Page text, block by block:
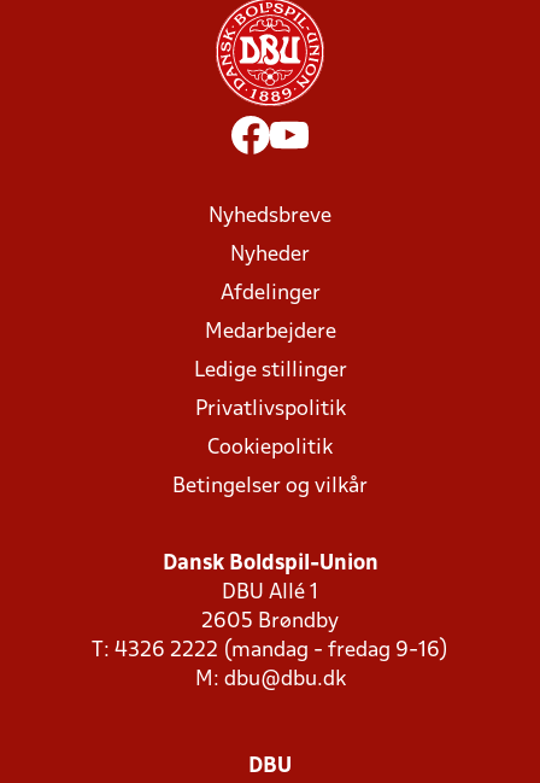
Nyhedsbreve
Nyheder
Afdelinger
Medarbejdere
Ledige stillinger
Privatlivspolitik
Cookiepolitik
Betingelser og vilkår
Dansk Boldspil-Union
DBU Allé 1
2605 Brøndby
T: 4326 2222 (mandag - fredag 9-16)
M: dbu@dbu.dk
DBU